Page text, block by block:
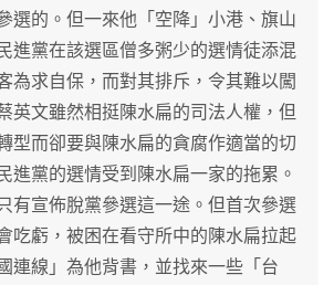
選的。但一來他「空降」小港、旗山
進黨在該選區僧多粥少的選情徒添混
為求自保，而對其排斥，令其難以闖
英文雖然相挺陳水扁的司法人權，但
型而卻要與陳水扁的貪腐作適當的切
進黨的選情受到陳水扁一家的拖累。
有宣佈脫黨參選這一途。但首次參選
吃虧，被困在看守所中的陳水扁拉起
連線」為他背書，並找來一些「台